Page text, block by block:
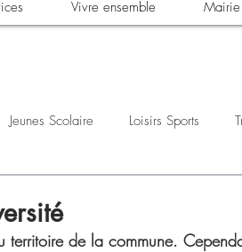
Vivre ensemble Mairie
Jeunes Scolaire Loisirs Sports
territoire de la commune.